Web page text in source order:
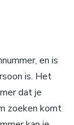
en is
is. Het
dat je
zoeken komt